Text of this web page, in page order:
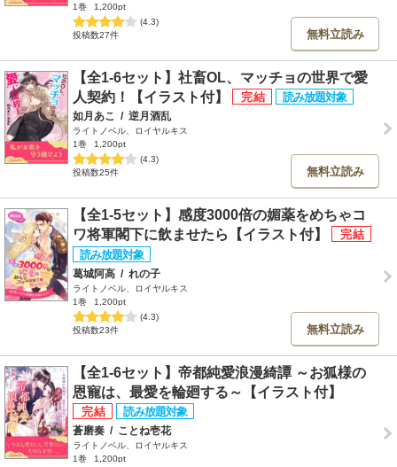
1巻
1,200pt
(4.3)
投稿数27件
無料立読み
【全1-6セット】社畜OL、マッチョの世界で愛
人契約！【イラスト付】
如月あこ / 逆月酒乱
ライトノベル、ロイヤルキス
1巻
1,200pt
(4.3)
投稿数25件
無料立読み
【全1-5セット】感度3000倍の媚薬をめちゃコ
ワ将軍閣下に飲ませたら【イラスト付】
葛城阿高 / れの子
ライトノベル、ロイヤルキス
1巻
1,200pt
(4.3)
投稿数23件
無料立読み
【全1-6セット】帝都純愛浪漫綺譚 ～お狐様の
恩寵は、最愛を輪廻する～【イラスト付】
蒼磨奏 / ことね壱花
ライトノベル、ロイヤルキス
1巻
1,200pt